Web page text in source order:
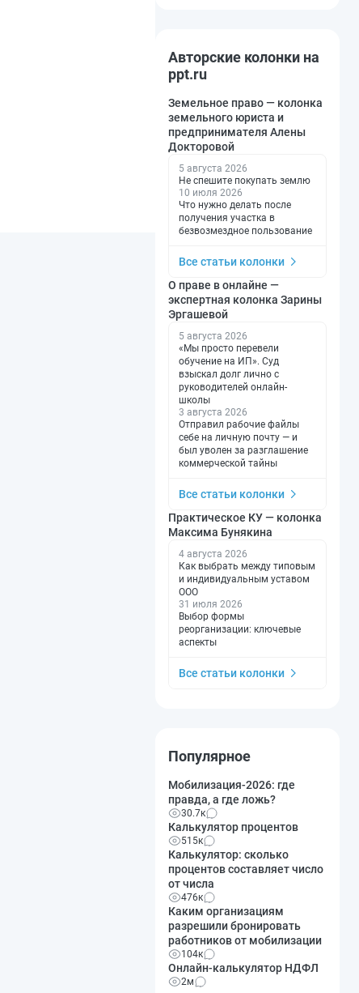
Авторские колонки на
ppt.ru
Земельное право — колонка
земельного юриста и
предпринимателя Алены
Докторовой
5 августа 2026
Не спешите покупать землю
10 июля 2026
Что нужно делать после
получения участка в
безвозмездное пользование
Все статьи колонки
О праве в онлайне —
экспертная колонка Зарины
Эргашевой
5 августа 2026
«Мы просто перевели
обучение на ИП». Суд
взыскал долг лично с
руководителей онлайн-
школы
3 августа 2026
Отправил рабочие файлы
себе на личную почту — и
был уволен за разглашение
коммерческой тайны
Все статьи колонки
Практическое КУ — колонка
Максима Бунякина
4 августа 2026
Как выбрать между типовым
и индивидуальным уставом
ООО
31 июля 2026
Выбор формы
реорганизации: ключевые
аспекты
Все статьи колонки
Популярное
Мобилизация-2026: где
правда, а где ложь?
30.7к
Калькулятор процентов
515к
Калькулятор: сколько
процентов составляет число
от числа
476к
Каким организациям
разрешили бронировать
работников от мобилизации
104к
Онлайн-калькулятор НДФЛ
2м